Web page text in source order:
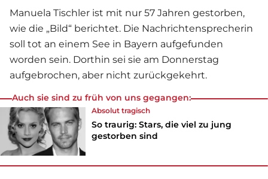
Manuela Tischler ist mit nur 57 Jahren gestorben,
wie die „Bild“ berichtet. Die Nachrichtensprecherin
soll tot an einem See in Bayern aufgefunden
worden sein. Dorthin sei sie am Donnerstag
aufgebrochen, aber nicht zurückgekehrt.
Auch sie sind zu früh von uns gegangen:
Absolut tragisch
So traurig: Stars, die viel zu jung
gestorben sind